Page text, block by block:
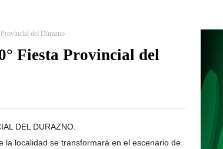
del Durazno
Fiesta Provincial del
DEL DURAZNO.
la localidad se transformará en el escenario de